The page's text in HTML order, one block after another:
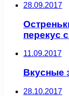
28.09.2017
перекус
11.09.2017
Вкусные
28.10.2017